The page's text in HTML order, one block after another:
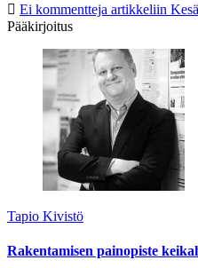
Ei kommentteja artikkeliin
Pääkirjoitus
Tapio Kivistö
Rakentamisen painopiste